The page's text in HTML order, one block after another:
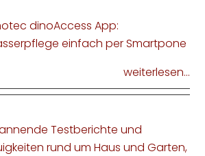
dinoAccess App:
einfach per Smartpone
weiterlesen...
Testberichte und
rund um Haus und Garten,